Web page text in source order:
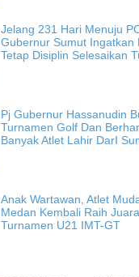
Jelang 231 Hari Menuju
Gubernur Sumut Ingatkan
Tetap Disiplin Selesaikan
Pj Gubernur Hassanudin
Turnamen Golf Dan
Banyak Atlet Lahir DarI
Anak Wartawan, Atlet
Medan Kembali Raih
Turnamen U21 IMT-GT